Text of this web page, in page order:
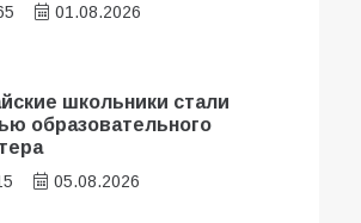
01.08.2026
школьники стали
образовательного
05.08.2026